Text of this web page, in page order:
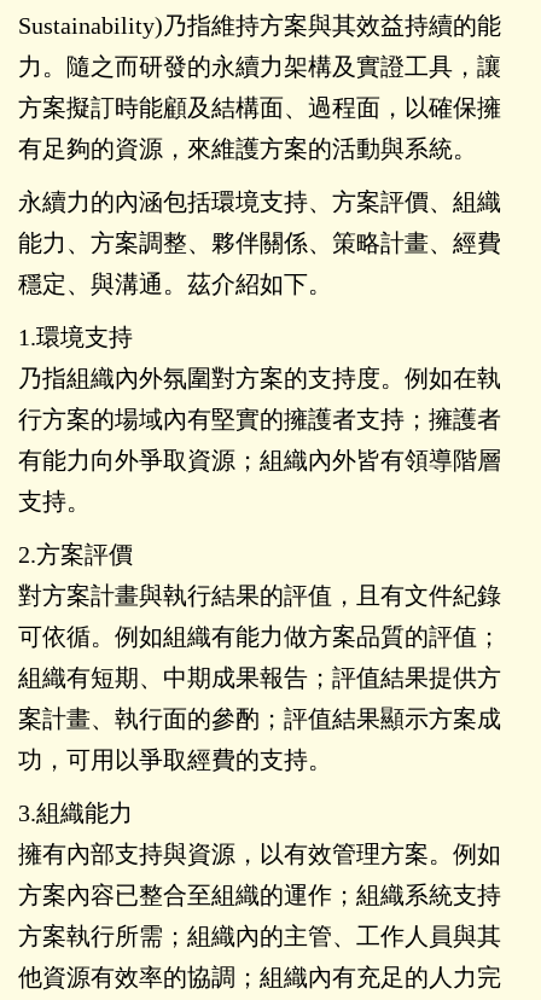
Sustainability)乃指維持方案與其效益持續的能
力。隨之而研發的永續力架構及實證工具，讓
方案擬訂時能顧及結構面、過程面，以確保擁
有足夠的資源，來維護方案的活動與系統。
永續力的內涵包括環境支持、方案評價、組織
能力、方案調整、夥伴關係、策略計畫、經費
穩定、與溝通。茲介紹如下。
1.環境支持
乃指組織內外氛圍對方案的支持度。例如在執
行方案的場域內有堅實的擁護者支持；擁護者
有能力向外爭取資源；組織內外皆有領導階層
支持。
2.方案評價
對方案計畫與執行結果的評值，且有文件紀錄
可依循。例如組織有能力做方案品質的評值；
組織有短期、中期成果報告；評值結果提供方
案計畫、執行面的參酌；評值結果顯示方案成
功，可用以爭取經費的支持。
3.組織能力
擁有內部支持與資源，以有效管理方案。例如
方案內容已整合至組織的運作；組織系統支持
方案執行所需；組織內的主管、工作人員與其
他資源有效率的協調；組織內有充足的人力完